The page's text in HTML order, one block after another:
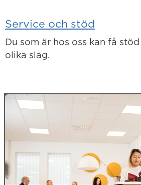
Service och stöd
Du som är hos oss kan få
olika slag.